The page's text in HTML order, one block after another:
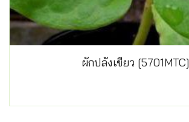
ผักปลังเขียว [5701MTC]